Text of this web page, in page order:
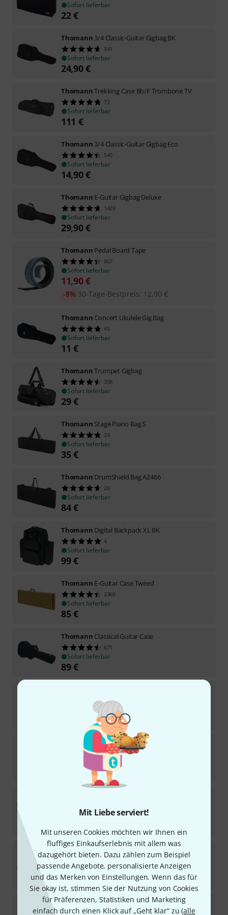
Mit Liebe serviert!
Mit unseren Cookies möchten wir Ihnen ein
fluffiges Einkaufserlebnis mit allem was
dazugehört bieten. Dazu zählen zum Beispiel
passende Angebote, personalisierte Anzeigen
und das Merken von Einstellungen. Wenn das für
Sie okay ist, stimmen Sie der Nutzung von Cookies
für Präferenzen, Statistiken und Marketing
einfach durch einen Klick auf „Geht klar“ zu (alle
Sofort lieferbar
22€
Thomann 3/4 Classic-Guitar Gigbag BK
541
Sofort lieferbar
24,90€
ThomannTrekking Case Bb/F Trombone TV
72
Sofort lieferbar
111 €
Thomann 3/4 Classic-Guitar Gigbag Eco
540
Sofort lieferbar
14,90€
Thomann E-Guitar Gigbag Deluxe
1429
Sofort lieferbar
29,90€
Thomann Pedal Board Tape
867
Sofort lieferbar
11,90€
30-Tage-Bestpreis: 12,90 €
-8%
Thomann Concert Ukulele Gig Bag
45
Sofort lieferbar
11 €
ThomannTrumpet Gigbag
358
Sofort lieferbar
29€
Thomann Stage Piano Bag S
24
Sofort lieferbar
35€
Thomann DrumShield Bag A2466
20
Sofort lieferbar
84€
Thomann Digital Backpack XL BK
4
Sofort lieferbar
99€
Thomann E-Guitar Case Tweed
2360
Sofort lieferbar
85€
Thomann Classical Guitar Case
671
Sofort lieferbar
89€
136
Sofort lieferbar
Thomann Voyager Orchestral Cymbal
32
Sofort lieferbar
Sofort lieferbar
Thomann Fürst Pless Horn Gig Bag
17
Sofort lieferbar
25 €
Thomann1/2 Classic-Guitar Gigbag
362